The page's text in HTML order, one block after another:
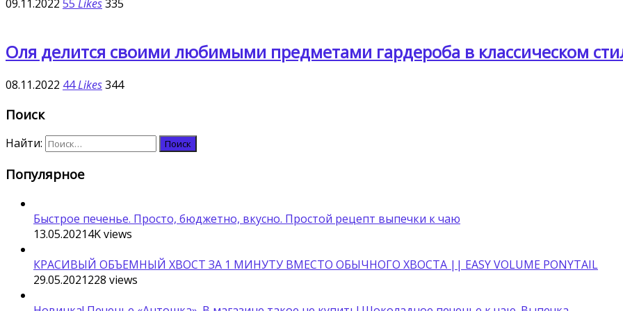
09.11.2022 55 Likes335
Оля делится своими любимыми предметами гардероба в классическом
08.11.2022 44Likes344
Поиск
Найти:
Популярное
Быстрое печенье. Просто, бюджетно, вкусно. Простой рецепт выпечки к чаю
13.05.20214Kviews
КРАСИВЫЙ ОБЪЕМНЫЙ ХВОСТ ЗА 1 МИНУТУ ВМЕСТО ОБЫЧНОГО ХВОСТА || EASY VOLUME PONYTAIL
29.05.2021228 views